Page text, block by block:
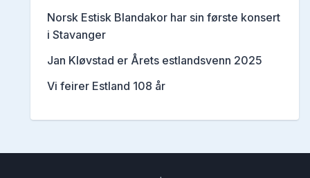
Norsk Estisk Blandakor har sin første konsert
i Stavanger
Jan Kløvstad er Årets estlandsvenn 2025
Vi feirer Estland 108 år